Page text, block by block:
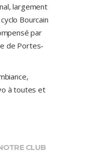
largement
Bourcain
par
de Portes-
à toutes et
CLUB